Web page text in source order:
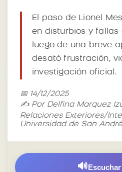
El paso de Lionel
en disturbios y fallas
luego de una breve
desató frustración,
investigación oficial.
📅 14/12/2025
✍️ Por Delfina Marquez
Relaciones Exteriores/
Universidad de San
🔊